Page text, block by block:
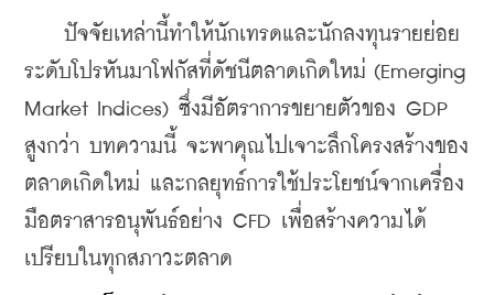
ปัจจัยเหล่านี้ทำให้นักเทรดและนักลงทุนรายย่อย
ระดับโปรหันมาโฟกัสที่ดัชนีตลาดเกิดใหม่ (Emerging
Market Indices) ซึ่งมีอัตราการขยายตัวของ GDP
สูงกว่า บทความนี้ จะพาคุณไปเจาะลึกโครงสร้างของ
ตลาดเกิดใหม่ และกลยุทธ์การใช้ประโยชน์จากเครื่อง
มือตราสารอนุพันธ์อย่าง CFD เพื่อสร้างความได้
เปรียบในทุกสภาวะตลาด